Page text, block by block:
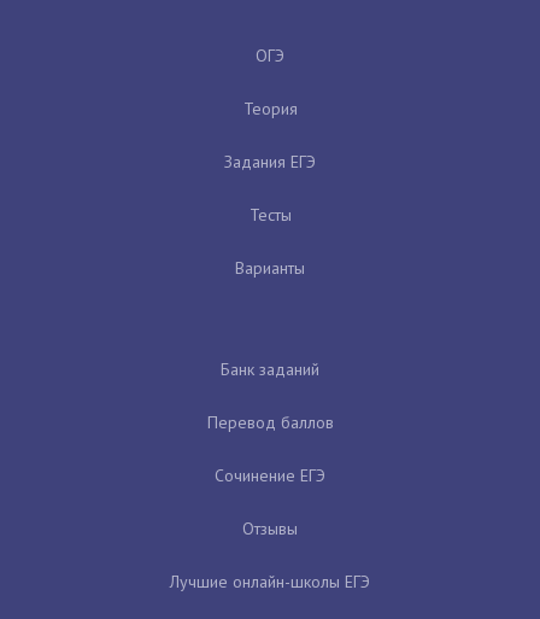
ОГЭ
Теория
Задания ЕГЭ
Тесты
Варианты
Банк заданий
Перевод баллов
Сочинение ЕГЭ
Отзывы
Лучшие онлайн-школы ЕГЭ